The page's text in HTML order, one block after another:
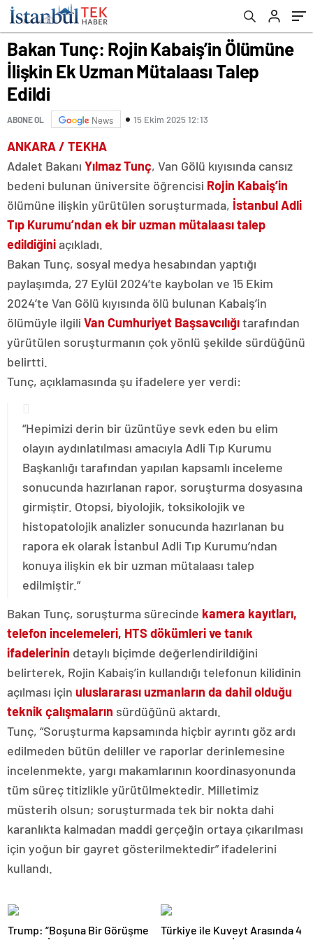
Bakan Tunç: Rojin Kabaiş’in Ölümüne
İlişkin Ek Uzman Mütalaası Talep
Edildi
ABONE OL News 15 Ekim 2025 12:13
ANKARA / TEKHA
Adalet Bakanı Yılmaz Tunç, Van Gölü kıyısında cansız
bedeni bulunan üniversite öğrencisi Rojin Kabaiş’in
ölümüne ilişkin yürütülen soruşturmada, İstanbul Adli
Tıp Kurumu’ndan ek bir uzman mütalaası talep
edildiğiniaçıkladı.
Bakan Tunç, sosyal medya hesabından yaptığı
paylaşımda, 27 Eylül 2024’te kaybolan ve 15 Ekim
2024’te Van Gölü kıyısında ölü bulunan Kabaiş’in
ölümüyle ilgili Van Cumhuriyet Başsavcılığıtarafından
yürütülen soruşturmanın çok yönlü şekilde sürdüğünü
belirtti.
Tunç, açıklamasında şu ifadelere yer verdi:
“Hepimizi derin bir üzüntüye sevk eden bu elim
olayın aydınlatılması amacıyla Adli Tıp Kurumu
Başkanlığı tarafından yapılan kapsamlı inceleme
sonucunda hazırlanan rapor, soruşturma dosyasına
girmiştir. Otopsi, biyolojik, toksikolojik ve
histopatolojik analizler sonucunda hazırlanan bu
rapora ek olarak İstanbul Adli Tıp Kurumu’ndan
konuya ilişkin ek bir uzman mütalaası talep
edilmiştir.”
Bakan Tunç, soruşturma sürecinde kamera kayıtları,
telefon incelemeleri, HTS dökümleri ve tanık
ifadelerinin detaylı biçimde değerlendirildiğini
belirterek, Rojin Kabaiş’in kullandığı telefonun kilidinin
açılması için uluslararası uzmanların da dahil olduğu
teknik çalışmaların sürdüğünü aktardı.
Tunç, “Soruşturma kapsamında hiçbir ayrıntı göz ardı
edilmeden bütün deliller ve raporlar derinlemesine
incelenmekte, yargı makamlarının koordinasyonunda
tüm süreç titizlikle yürütülmektedir. Milletimiz
müsterih olsun; soruşturmada tek bir nokta dahi
karanlıkta kalmadan maddi gerçeğin ortaya çıkarılması
için yoğun bir gayret gösterilmektedir” ifadelerini
kullandı.
Trump: “Boşuna Bir Görüşme
Türkiye ile Kuveyt Arasında 4